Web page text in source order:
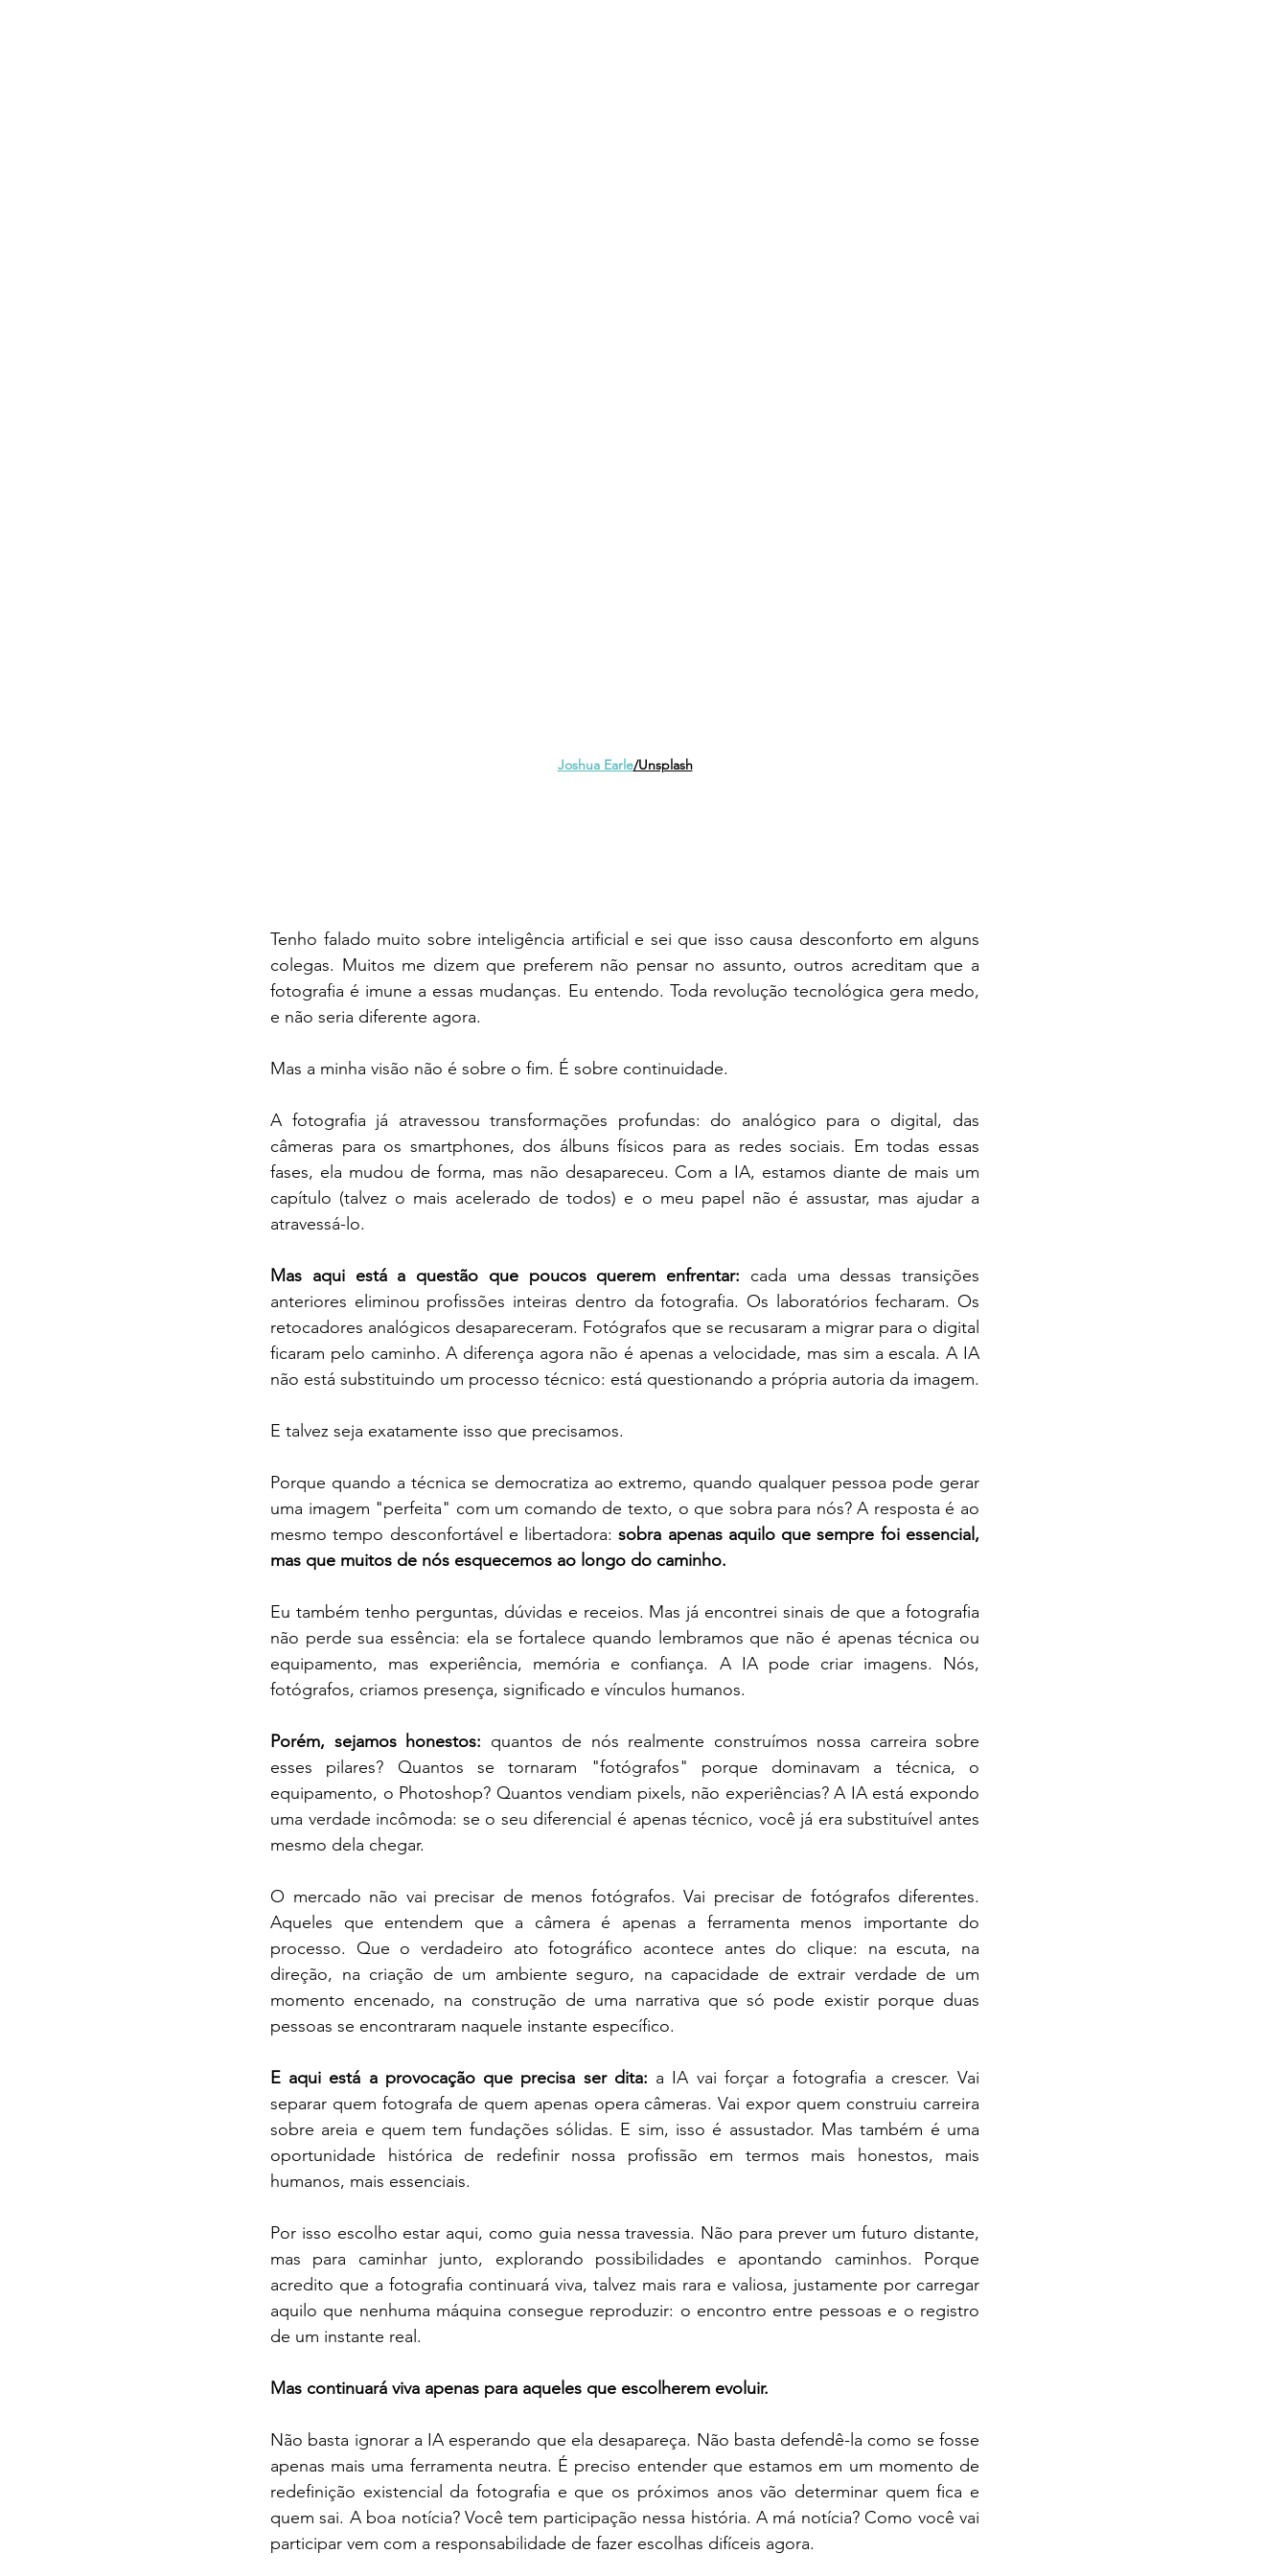
Joshua Earle/Unsplash
Tenho falado muito sobre inteligência artificial e sei que isso causa desconforto em alguns
colegas. Muitos me dizem que preferem não pensar no assunto, outros acreditam que a
fotografia é imune a essas mudanças. Eu entendo. Toda revolução tecnológica gera medo,
e não seria diferente agora.
Mas a minha visão não é sobre o fim. É sobre continuidade.
A fotografia já atravessou transformações profundas: do analógico para o digital, das
câmeras para os smartphones, dos álbuns físicos para as redes sociais. Em todas essas
fases, ela mudou de forma, mas não desapareceu. Com a IA, estamos diante de mais um
capítulo (talvez o mais acelerado de todos) e o meu papel não é assustar, mas ajudar a
atravessá-lo.
Mas aqui está a questão que poucos querem enfrentar: cada uma dessas transições
anteriores eliminou profissões inteiras dentro da fotografia. Os laboratórios fecharam. Os
retocadores analógicos desapareceram. Fotógrafos que se recusaram a migrar para o digital
ficaram pelo caminho. A diferença agora não é apenas a velocidade, mas sim a escala. A IA
não está substituindo um processo técnico: está questionando a própria autoria da imagem.
E talvez seja exatamente isso que precisamos.
Porque quando a técnica se democratiza ao extremo, quando qualquer pessoa pode gerar
uma imagem "perfeita" com um comando de texto, o que sobra para nós? A resposta é ao
mesmo tempo desconfortável e libertadora: sobra apenas aquilo que sempre foi essencial,
mas que muitos de nós esquecemos ao longo do caminho.
Eu também tenho perguntas, dúvidas e receios. Mas já encontrei sinais de que a fotografia
não perde sua essência: ela se fortalece quando lembramos que não é apenas técnica ou
equipamento, mas experiência, memória e confiança. A IA pode criar imagens. Nós,
fotógrafos, criamos presença, significado e vínculos humanos.
Porém, sejamos honestos: quantos de nós realmente construímos nossa carreira sobre
esses pilares? Quantos se tornaram "fotógrafos" porque dominavam a técnica, o
equipamento, o Photoshop? Quantos vendiam pixels, não experiências? A IA está expondo
uma verdade incômoda: se o seu diferencial é apenas técnico, você já era substituível antes
mesmo dela chegar.
O mercado não vai precisar de menos fotógrafos. Vai precisar de fotógrafos diferentes.
Aqueles que entendem que a câmera é apenas a ferramenta menos importante do
processo. Que o verdadeiro ato fotográfico acontece antes do clique: na escuta, na
direção, na criação de um ambiente seguro, na capacidade de extrair verdade de um
momento encenado, na construção de uma narrativa que só pode existir porque duas
pessoas se encontraram naquele instante específico.
E aqui está a provocação que precisa ser dita: a IA vai forçar a fotografia a crescer. Vai
separar quem fotografa de quem apenas opera câmeras. Vai expor quem construiu carreira
sobre areia e quem tem fundações sólidas. E sim, isso é assustador. Mas também é uma
oportunidade histórica de redefinir nossa profissão em termos mais honestos, mais
humanos, mais essenciais.
Por isso escolho estar aqui, como guia nessa travessia. Não para prever um futuro distante,
mas para caminhar junto, explorando possibilidades e apontando caminhos. Porque
acredito que a fotografia continuará viva, talvez mais rara e valiosa, justamente por carregar
aquilo que nenhuma máquina consegue reproduzir: o encontro entre pessoas e o registro
de um instante real.
Mas continuará viva apenas para aqueles que escolherem evoluir.
Não basta ignorar a IA esperando que ela desapareça. Não basta defendê-la como se fosse
apenas mais uma ferramenta neutra. É preciso entender que estamos em um momento de
redefinição existencial da fotografia e que os próximos anos vão determinar quem fica e
quem sai. A boa notícia? Você tem participação nessa história. A má notícia? Como você vai
participar vem com a responsabilidade de fazer escolhas difíceis agora.